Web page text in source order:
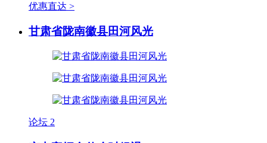
优惠直达 >
甘肃省陇南徽县田河风光
论坛 2